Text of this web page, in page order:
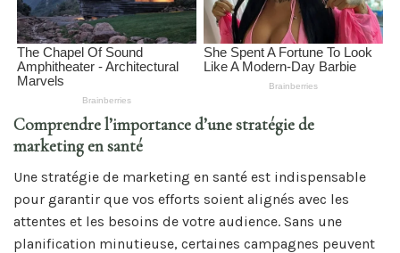
Comprendre l’importance d’une stratégie de
marketing en santé
Une stratégie de marketing en santé est indispensable
pour garantir que vos efforts soient alignés avec les
attentes et les besoins de votre audience. Sans une
planification minutieuse, certaines campagnes peuvent